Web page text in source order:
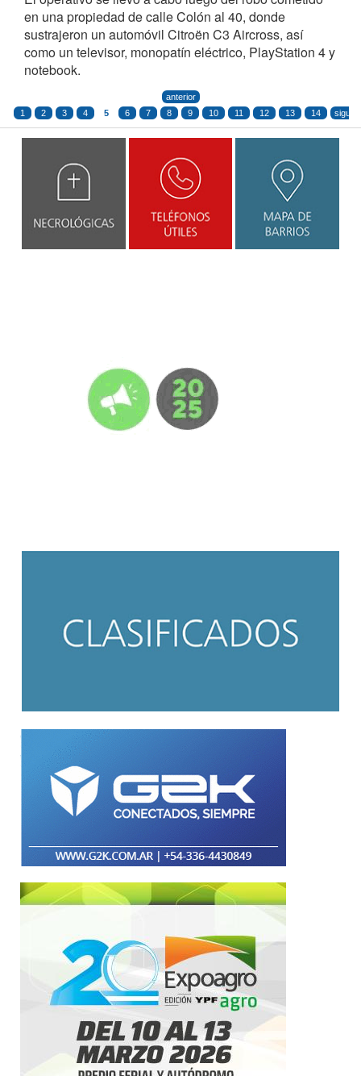
en una propiedad de calle Colón al 40, donde
sustrajeron un automóvil Citroën C3 Aircross, así
como un televisor, monopatín eléctrico, PlayStation 4 y
notebook.
anterior
1
2 3 4 5 6 7 8 9 10 11 12 13 14